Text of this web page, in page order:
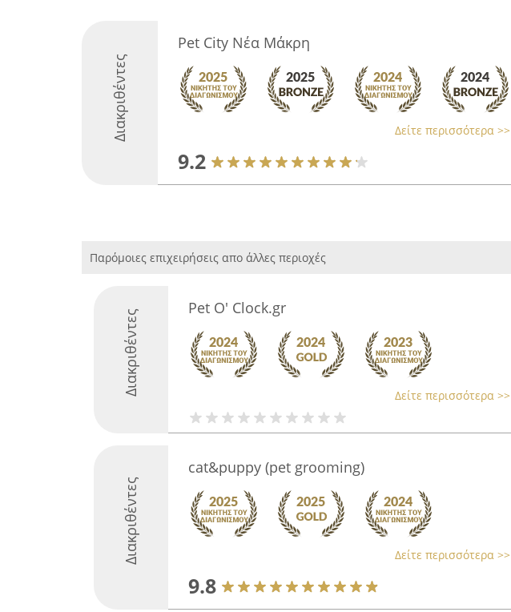
Διακριθέντες
Pet City Νέα Μάκρη
Δείτε περισσότερα >>
9.2
Παρόμοιες επιχειρήσεις απο άλλες περιοχές
Διακριθέντες
Pet O' Clock.gr
Δείτε περισσότερα >>
Διακριθέντες
cat&puppy (pet grooming)
Δείτε περισσότερα >>
9.8